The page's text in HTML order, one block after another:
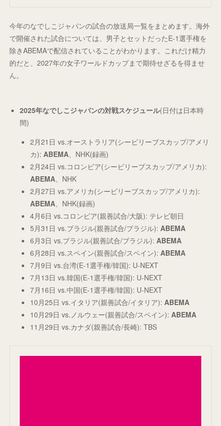
今年のなでしこジャパンの試合の放送局一覧をまとめます。海外
で開催された試合については、男子とセットだったE-1選手権を
除きABEMAで配信されていることがわかります。これだけ精力
的だと、2027年の女子ワールドカップまで期待せざるを得ませ
ん。
2025年なでしこジャパンの対戦スケジュール(日付は日本時
間)
2月21日 vs.オーストラリア(シービリーブスカップ/アメリ
カ): ABEMA、NHK(録画)
2月24日 vs.コロンビア(シービリーブスカップ/アメリカ):
ABEMA、NHK
2月27日 vs.アメリカ(シービリーブスカップ/アメリカ):
ABEMA、NHK(録画)
4月6日 vs.コロンビア(親善試合/大阪): テレビ朝日
5月31日 vs.ブラジル(親善試合/ブラジル): ABEMA
6月3日 vs.ブラジル(親善試合/ブラジル): ABEMA
6月28日 vs.スペイン(親善試合/スペイン): ABEMA
7月9日 vs.台湾(E-1選手権/韓国): U-NEXT
7月13日 vs.韓国(E-1選手権/韓国): U-NEXT
7月16日 vs.中国(E-1選手権/韓国): U-NEXT
10月25日 vs.イタリア(親善試合/イタリア): ABEMA
10月29日 vs.ノルウェー(親善試合/スペイン): ABEMA
11月29日 vs.カナダ(親善試合/長崎): TBS